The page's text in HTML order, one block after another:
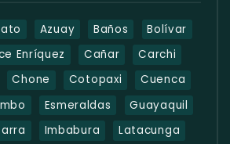
Azuay Baños
Bolívar
Enríquez
Cañar
Carchi
Chone Cotopaxi
Cuenca
Esmeraldas
Guayaquil
Imbabura Latacunga